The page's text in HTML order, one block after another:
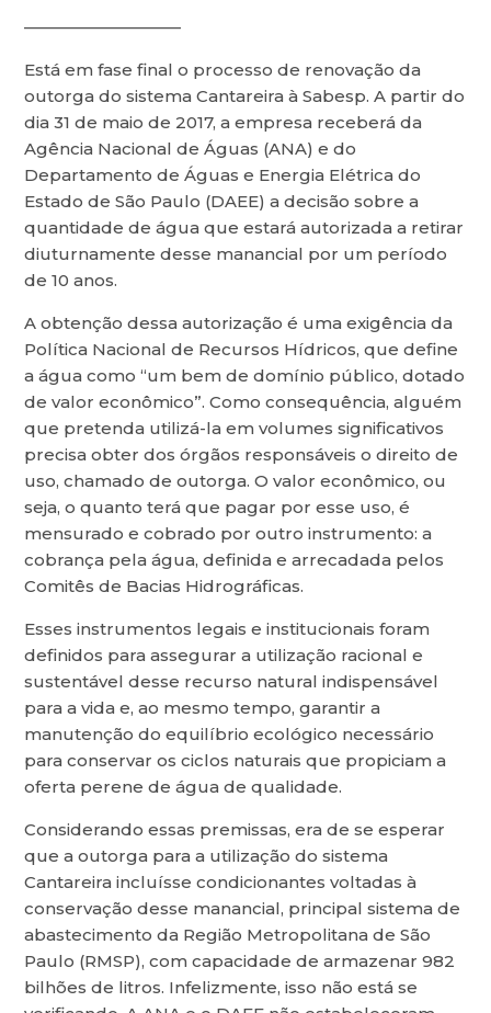
—————————–
Está em fase final o processo de renovação da
outorga do sistema Cantareira à Sabesp. A partir do
dia 31 de maio de 2017, a empresa receberá da
Agência Nacional de Águas (ANA) e do
Departamento de Águas e Energia Elétrica do
Estado de São Paulo (DAEE) a decisão sobre a
quantidade de água que estará autorizada a retirar
diuturnamente desse manancial por um período
de 10 anos.
A obtenção dessa autorização é uma exigência da
Política Nacional de Recursos Hídricos, que define
a água como “um bem de domínio público, dotado
de valor econômico”. Como consequência, alguém
que pretenda utilizá-la em volumes significativos
precisa obter dos órgãos responsáveis o direito de
uso, chamado de outorga. O valor econômico, ou
seja, o quanto terá que pagar por esse uso, é
mensurado e cobrado por outro instrumento: a
cobrança pela água, definida e arrecadada pelos
Comitês de Bacias Hidrográficas.
Esses instrumentos legais e institucionais foram
definidos para assegurar a utilização racional e
sustentável desse recurso natural indispensável
para a vida e, ao mesmo tempo, garantir a
manutenção do equilíbrio ecológico necessário
para conservar os ciclos naturais que propiciam a
oferta perene de água de qualidade.
Considerando essas premissas, era de se esperar
que a outorga para a utilização do sistema
Cantareira incluísse condicionantes voltadas à
conservação desse manancial, principal sistema de
abastecimento da Região Metropolitana de São
Paulo (RMSP), com capacidade de armazenar 982
bilhões de litros. Infelizmente, isso não está se